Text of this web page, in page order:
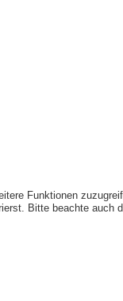
Funktionen
Bitte beachte auch